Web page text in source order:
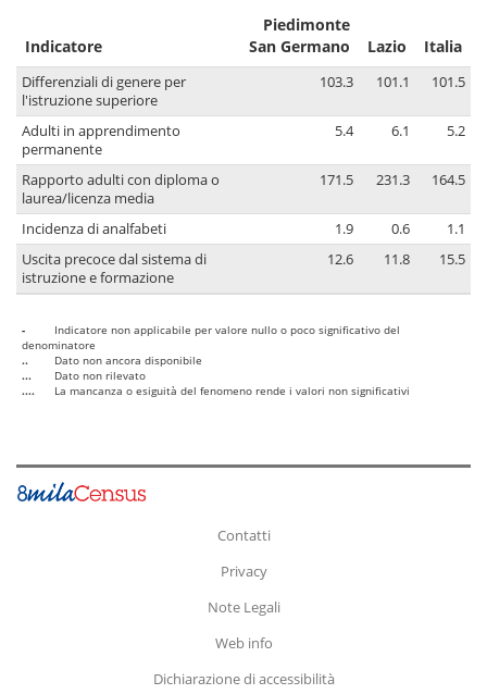
Indicatore
Piedimonte
San Germano
Lazio Italia
Differenziali di genere per
l'istruzione superiore
103.3 101.1 101.5
Adulti in apprendimento
permanente
5.4 6.1 5.2
Rapporto adulti con diploma o
laurea/licenza media
171.5 231.3 164.5
Incidenza di analfabeti 1.9 0.6
1.1
Uscita precoce dal sistema di
istruzione e formazione
12.6 11.8 15.5
-
Indicatore non applicabile per valore nullo o poco significativo del
denominatore
..
Dato non ancora disponibile
...
Dato non rilevato
....
La mancanza o esiguità del fenomeno rende i valori non significativi
Contatti
Privacy
Note Legali
Web info
Dichiarazione di accessibilità